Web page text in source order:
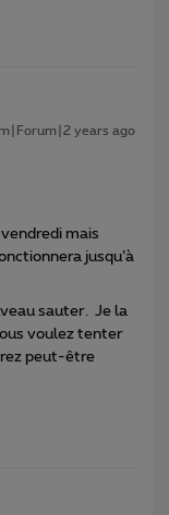
years ago
mais
jusqu’à
sauter. Je la
voulez tenter
peut-être